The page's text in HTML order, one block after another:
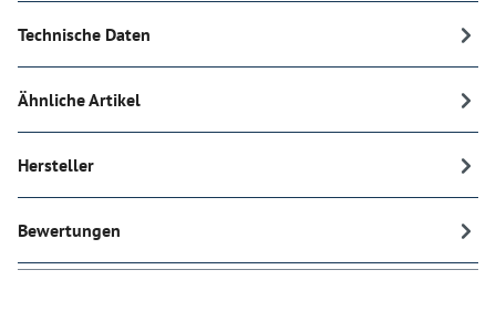
Technische Daten
Ähnliche Artikel
Hersteller
Bewertungen